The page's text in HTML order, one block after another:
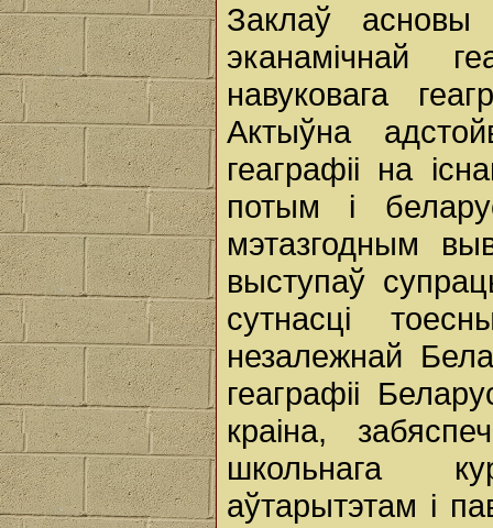
Заклаў асновы
эканамічнай
навуковага
Актыўна
геаграфіі на
потым і
мэтазгодным
выступаў
сутнасці
незалежнай
геаграфіі
краіна,
школьнага
аўтарытэтам і